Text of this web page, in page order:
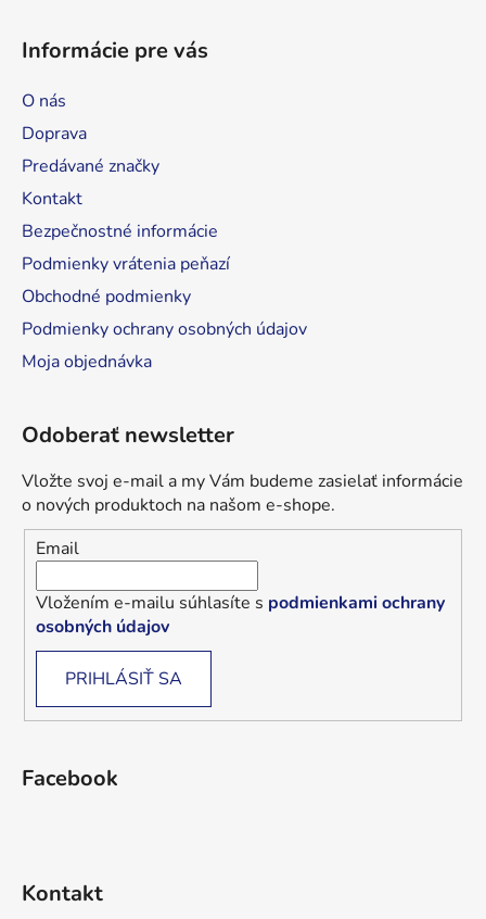
Informácie pre vás
O nás
Doprava
Predávané značky
Kontakt
Bezpečnostné informácie
Podmienky vrátenia peňazí
Obchodné podmienky
Podmienky ochrany osobných údajov
Moja objednávka
Odoberať newsletter
Vložte svoj e-mail a my Vám budeme zasielať informácie
o nových produktoch na našom e-shope.
Email
Vložením e-mailu súhlasíte s podmienkami ochrany
osobných údajov
PRIHLÁSIŤ SA
Facebook
Kontakt